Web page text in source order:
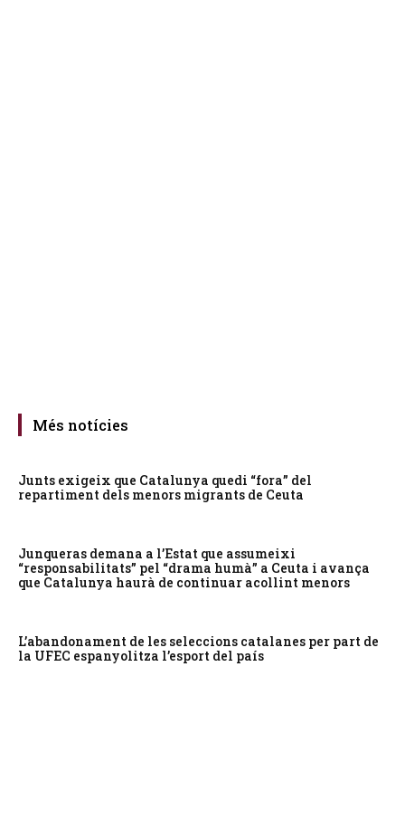
Més notícies
Junts exigeix que Catalunya quedi “fora” del
repartiment dels menors migrants de Ceuta
Junqueras demana a l’Estat que assumeixi
“responsabilitats” pel “drama humà” a Ceuta i avança
que Catalunya haurà de continuar acollint menors
L’abandonament de les seleccions catalanes per part de
la UFEC espanyolitza l’esport del país